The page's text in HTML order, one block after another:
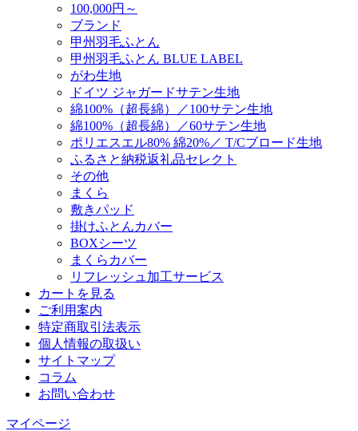
100,000円～
ブランド
甲州羽毛ふとん
甲州羽毛ふとん BLUE LABEL
がわ生地
ドイツ ジャガードサテン生地
綿100%（超長綿）／100サテン生地
綿100%（超長綿）／60サテン生地
ポリエスエル80% 綿20%／ T/Cブロード生地
ふるさと納税返礼品セレクト
その他
まくら
敷きパッド
掛けふとんカバー
BOXシーツ
まくらカバー
リフレッシュ加工サービス
カートを見る
ご利用案内
特定商取引法表示
個人情報の取扱い
サイトマップ
コラム
お問い合わせ
マイページ